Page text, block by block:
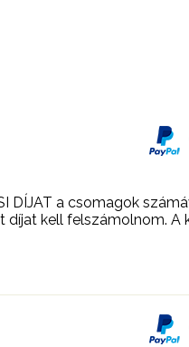
DÍJAT a csomagok
kell felszámolnom. A